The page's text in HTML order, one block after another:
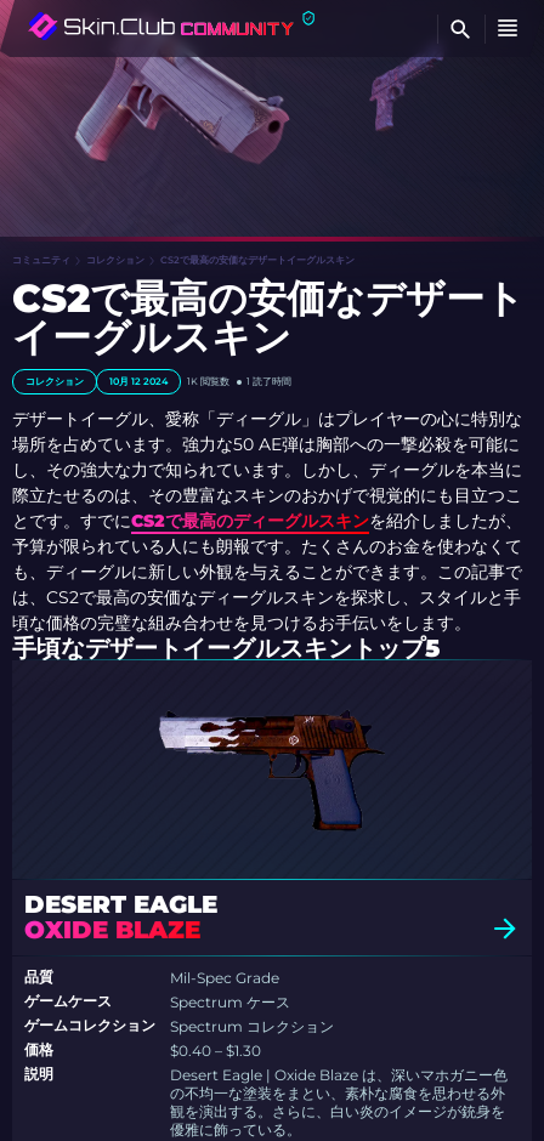
コミュニティ コレクション CS2で最高の安価なデザートイーグルスキン
CS2で最高の安価なデザート
イーグルスキン
コレクション 10月 12 2024 1K 閲覧数 1 読了時間
デザートイーグル、愛称「ディーグル」はプレイヤーの心に特別な
場所を占めています。強力な50 AE弾は胸部への一撃必殺を可能に
し、その強大な力で知られています。しかし、ディーグルを本当に
際立たせるのは、その豊富なスキンのおかげで視覚的にも目立つこ
とです。すでにCS2で最高のディーグルスキンを紹介しましたが、
予算が限られている人にも朗報です。たくさんのお金を使わなくて
も、ディーグルに新しい外観を与えることができます。この記事で
は、CS2で最高の安価なディーグルスキンを探求し、スタイルと手
頃な価格の完璧な組み合わせを見つけるお手伝いをします。
手頃なデザートイーグルスキントップ5
DESERT EAGLE
OXIDE BLAZE
品質
Mil-Spec Grade
ゲームケース
Spectrum ケース
ゲームコレクション
Spectrum コレクション
価格
$0.40 – $1.30
説明
Desert Eagle | Oxide Blaze は、深いマホガニー色
の不均一な塗装をまとい、素朴な腐食を思わせる外
観を演出する。さらに、白い炎のイメージが銃身を
優雅に飾っている。